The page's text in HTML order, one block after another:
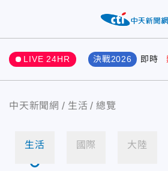
LIVE 24HR 決戰2026 即時
中天新聞網 生活 總覽
生活 國際 大陸